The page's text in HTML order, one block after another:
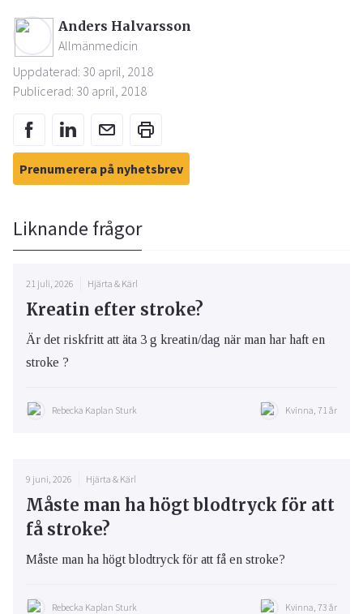
Anders Halvarsson
Allmänmedicin
Uppdaterad: 30 april, 2018
Publicerad: 30 april, 2018
Prenumerera på nyhetsbrev
Liknande frågor
21 juli, 2026 Hjärta & Kärl
Kreatin efter stroke?
Är det riskfritt att äta 3 g kreatin/dag när man har haft en
stroke ?
Rebecka Kaplan Sturk Kvinna, 71 år
9 juni, 2026 Hjärta & Kärl
Måste man ha högt blodtryck för att
få stroke?
Måste man ha högt blodtryck för att få en stroke?
Rebecka Kaplan Sturk Kvinna, 73 år